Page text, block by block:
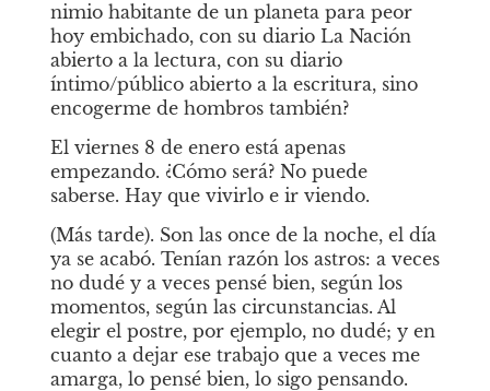
nimio habitante de un planeta para peor
hoy embichado, con su diario La Nación
abierto a la lectura, con su diario
íntimo/público abierto a la escritura, sino
encogerme de hombros también?
El viernes 8 de enero está apenas
empezando. ¿Cómo será? No puede
saberse. Hay que vivirlo e ir viendo.
(Más tarde). Son las once de la noche, el día
ya se acabó. Tenían razón los astros: a veces
no dudé y a veces pensé bien, según los
momentos, según las circunstancias. Al
elegir el postre, por ejemplo, no dudé; y en
cuanto a dejar ese trabajo que a veces me
amarga, lo pensé bien, lo sigo pensando.